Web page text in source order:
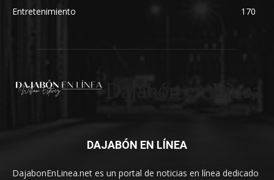
Entretenimiento
170
DAJABÓN EN LÍNEA
DajabonEnLinea.net es un portal de noticias en línea dedicado